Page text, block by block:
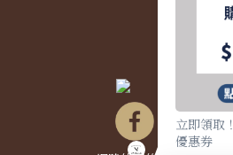
立即領取
優惠券